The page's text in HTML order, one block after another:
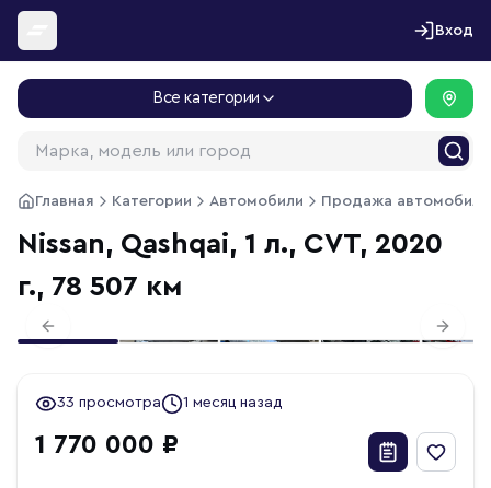
Перейти к содержимому
Вход
Все категории
Главная Категории Автомобили Продажа
Nissan, Qashqai, 1 л., CVT, 2020
г., 78 507 км
Previous slide Next
33 просмотра 1 месяц назад
1 770 000 ₽